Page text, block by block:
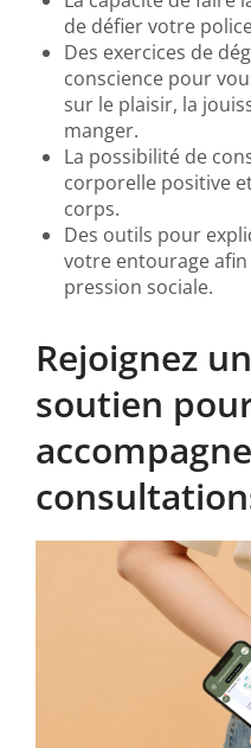
de défier votre
Des exercices de
conscience pour
sur le plaisir, la
manger.
La possibilité de
corporelle positive
corps.
Des outils pour
votre entourage
pression sociale.
Rejoignez
soutien